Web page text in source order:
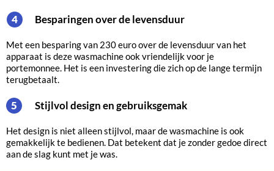
4 Besparingen over de levensduur
Met een besparing van 230 euro over de levensduur van het
apparaat is deze wasmachine ook vriendelijk voor je
portemonnee. Het is een investering die zich op de lange termijn
terugbetaalt.
5 Stijlvol design en gebruiksgemak
Het design is niet alleen stijlvol, maar de wasmachine is ook
gemakkelijk te bedienen. Dat betekent dat je zonder gedoe direct
aan de slag kunt met je was.